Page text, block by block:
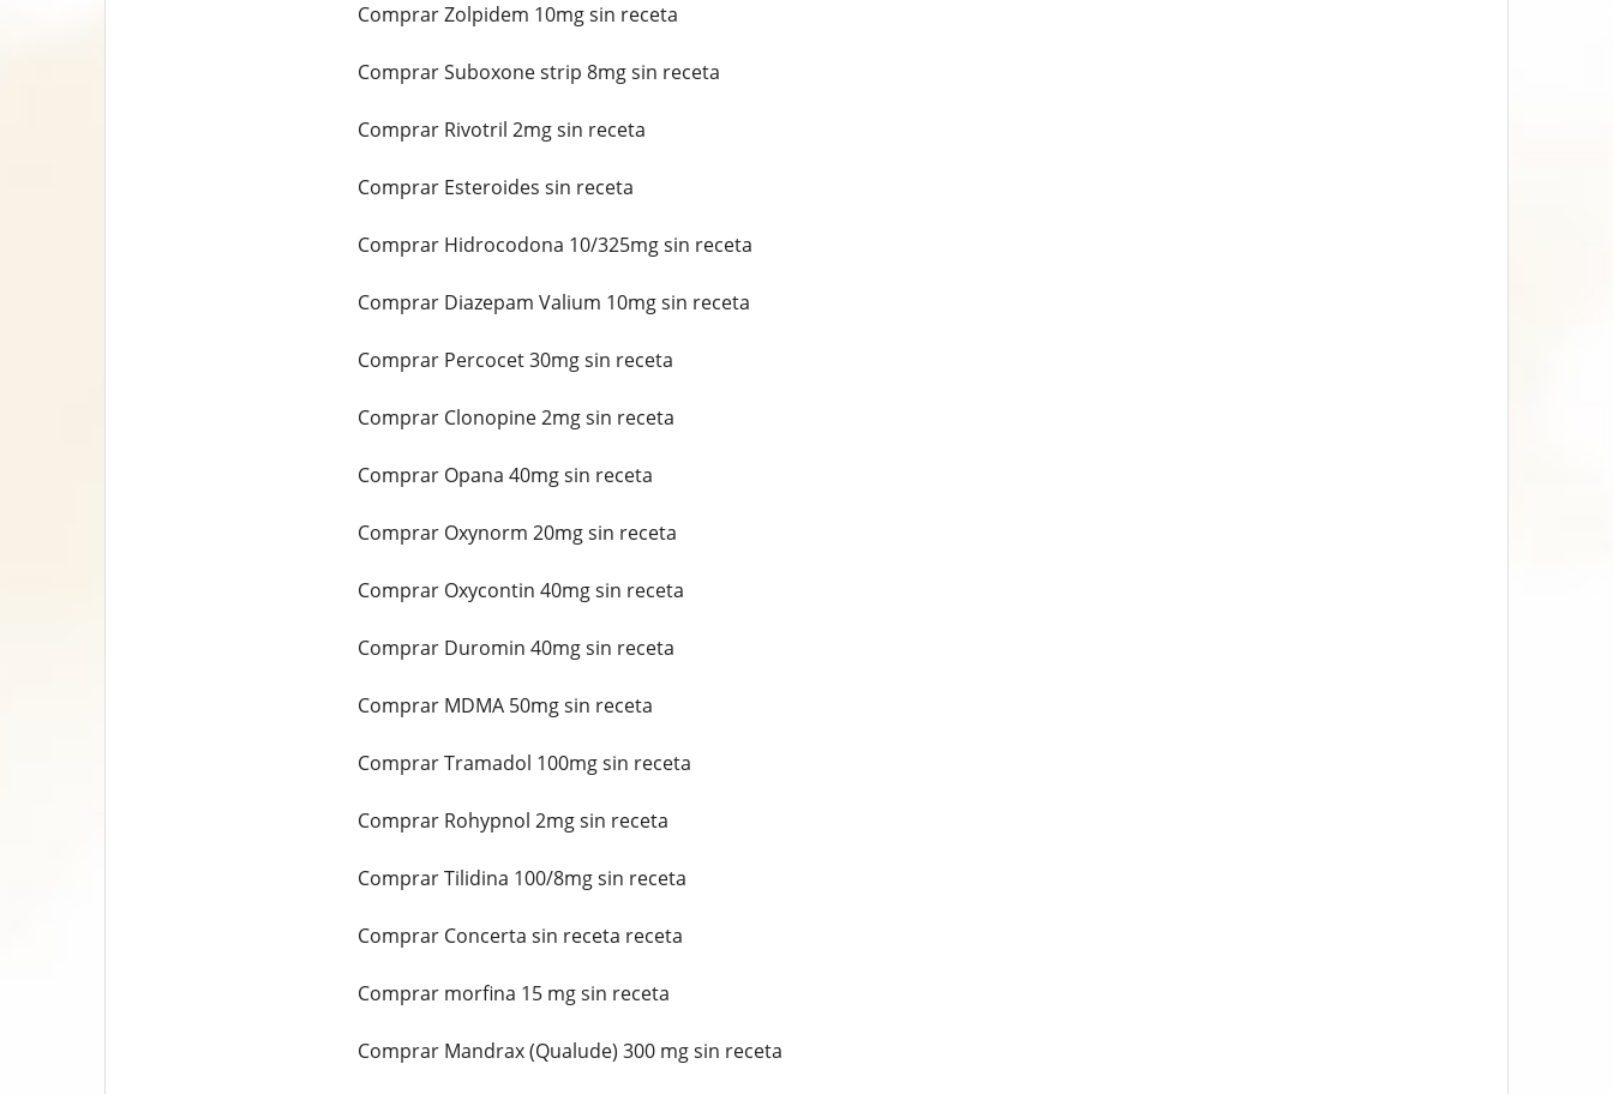
Comprar Zolpidem 10mg sin receta
Comprar Suboxone strip 8mg sin receta
Comprar Rivotril 2mg sin receta
Comprar Esteroides sin receta
Comprar Hidrocodona 10/325mg sin receta
Comprar Diazepam Valium 10mg sin receta
Comprar Percocet 30mg sin receta
Comprar Clonopine 2mg sin receta
Comprar Opana 40mg sin receta
Comprar Oxynorm 20mg sin receta
Comprar Oxycontin 40mg sin receta
Comprar Duromin 40mg sin receta
Comprar MDMA 50mg sin receta
Comprar Tramadol 100mg sin receta
Comprar Rohypnol 2mg sin receta
Comprar Tilidina 100/8mg sin receta
Comprar Concerta sin receta receta
Comprar morfina 15 mg sin receta
Comprar Mandrax (Qualude) 300 mg sin receta